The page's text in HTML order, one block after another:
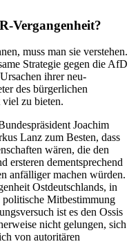
Vergangenheit?
muss man sie verstehen.
Strategie gegen die AfD
ihrer neu-
des bürgerlichen
zu bieten.
Joachim
Lanz zum Besten, dass
wären, die den
ersteren dementsprechend
anfälliger machen würden.
Ostdeutschlands, in
politische Mitbestimmung
ist es den Ossis
nicht gelungen, sich
von autoritären